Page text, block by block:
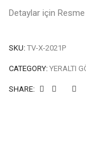
Detaylar için Resme
SKU: TV-X-2021P
CATEGORY: YERALTI
SHARE: